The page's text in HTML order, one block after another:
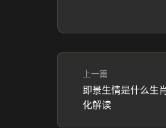
上一篇
即景生情是什么生
化解读